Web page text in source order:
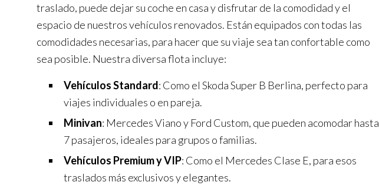
traslado, puede dejar su coche en casa y disfrutar de la comodidad y el
espacio de nuestros vehículos renovados. Están equipados con todas las
comodidades necesarias, para hacer que su viaje sea tan confortable como
sea posible. Nuestra diversa flota incluye:
Vehículos Standard: Como el Skoda Super B Berlina, perfecto para
viajes individuales o en pareja.
Minivan: Mercedes Viano y Ford Custom, que pueden acomodar hasta
7 pasajeros, ideales para grupos o familias.
Vehículos Premium y VIP: Como el Mercedes Clase E, para esos
traslados más exclusivos y elegantes.